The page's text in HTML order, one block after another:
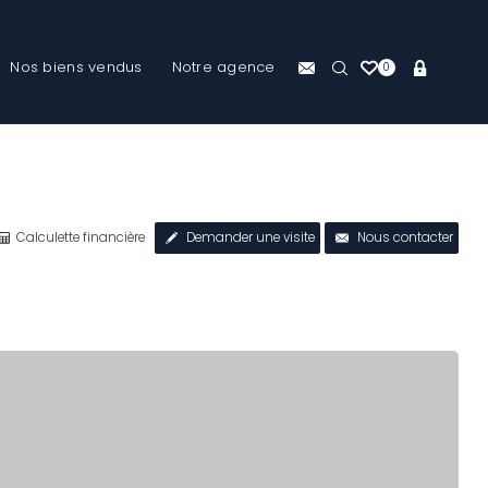
Nos biens vendus Notre agence 0
Calculette financière Demander une visite Nous contacter